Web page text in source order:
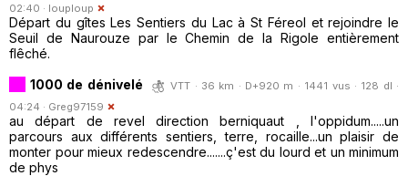
02:40 · louploup
Départ du gîtes Les Sentiers du Lac à St Féreol et rejoindre le
Seuil de Naurouze par le Chemin de la Rigole entièrement
flêché.
1000 de dénivelé
VTT · 36 km · D+920 m · 1441 vus · 128 dl ·
04:24 · Greg97159
au départ de revel direction berniquaut , l'oppidum.....un
parcours aux différents sentiers, terre, rocaille...un plaisir de
monter pour mieux redescendre.......ç'est du lourd et un minimum
de phys